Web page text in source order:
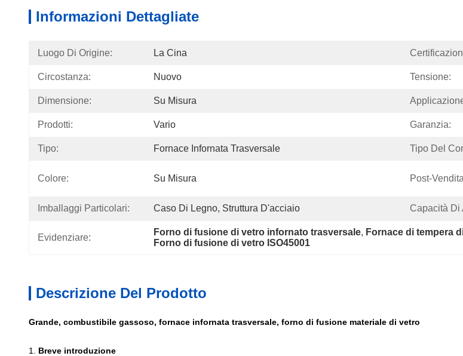
Informazioni Dettagliate
Luogo Di Origine: La Cina
Circostanza: Nuovo Tensione:
Dimensione: Su Misura
Prodotti: Vario Garanzia:
Tipo: Fornace Infornata Trasversale Tipo Del
Colore: Su Misura Post-
Imballaggi Particolari: Caso Di Legno, Struttura D'acciaio Capacità Di
Evidenziare:
Forno di fusione di vetro infornato trasversale, Fornace di tempera
Forno di fusione di vetro ISO45001
Descrizione Del Prodotto
Grande, combustibile gassoso, fornace infornata trasversale, forno di fusione materiale di vetro
1. Breve introduzione